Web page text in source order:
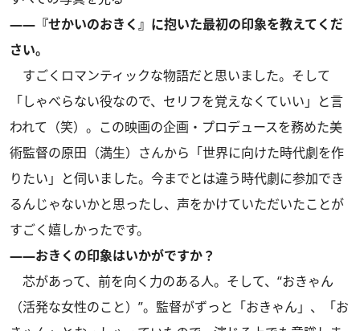
――『せかいのおきく』に抱いた最初の印象を教えてくだ
さい。
すごくロマンティックな物語だと思いました。そして
「しゃべらない役なので、セリフを覚えなくていい」と言
われて（笑）。この映画の企画・プロデュースを務めた美
術監督の原田（満生）さんから「世界に向けた時代劇を作
りたい」と伺いました。今までとは違う時代劇に参加でき
るんじゃないかと思ったし、声をかけていただいたことが
すごく嬉しかったです。
――おきくの印象はいかがですか？
芯があって、前を向く力のある人。そして、“おきゃん
（活発な女性のこと）”。監督がずっと「おきゃん」、「お